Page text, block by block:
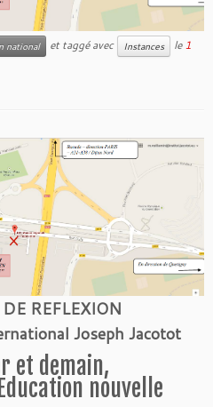
national et taggé avec Instances le1
REFLEXION
Joseph Jacotot
et demain,
nouvelle